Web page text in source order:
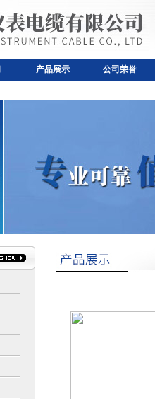
产品展示 公司荣誉